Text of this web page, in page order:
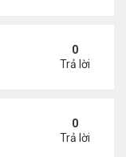
các nước đang
0
Trả lời
mới
0
Trả lời